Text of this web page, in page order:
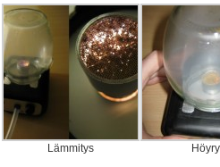
Lämmitys